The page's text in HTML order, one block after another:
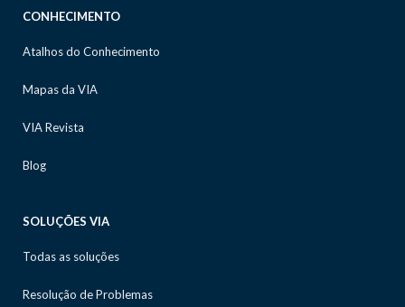
CONHECIMENTO
Atalhos do Conhecimento
Mapas da VIA
VIA Revista
Blog
SOLUÇÕES VIA
Todas as soluções
Resolução de Problemas